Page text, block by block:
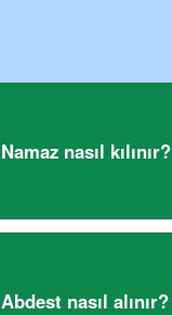
Namaz nasıl kılınır?
Abdest nasıl alınır?